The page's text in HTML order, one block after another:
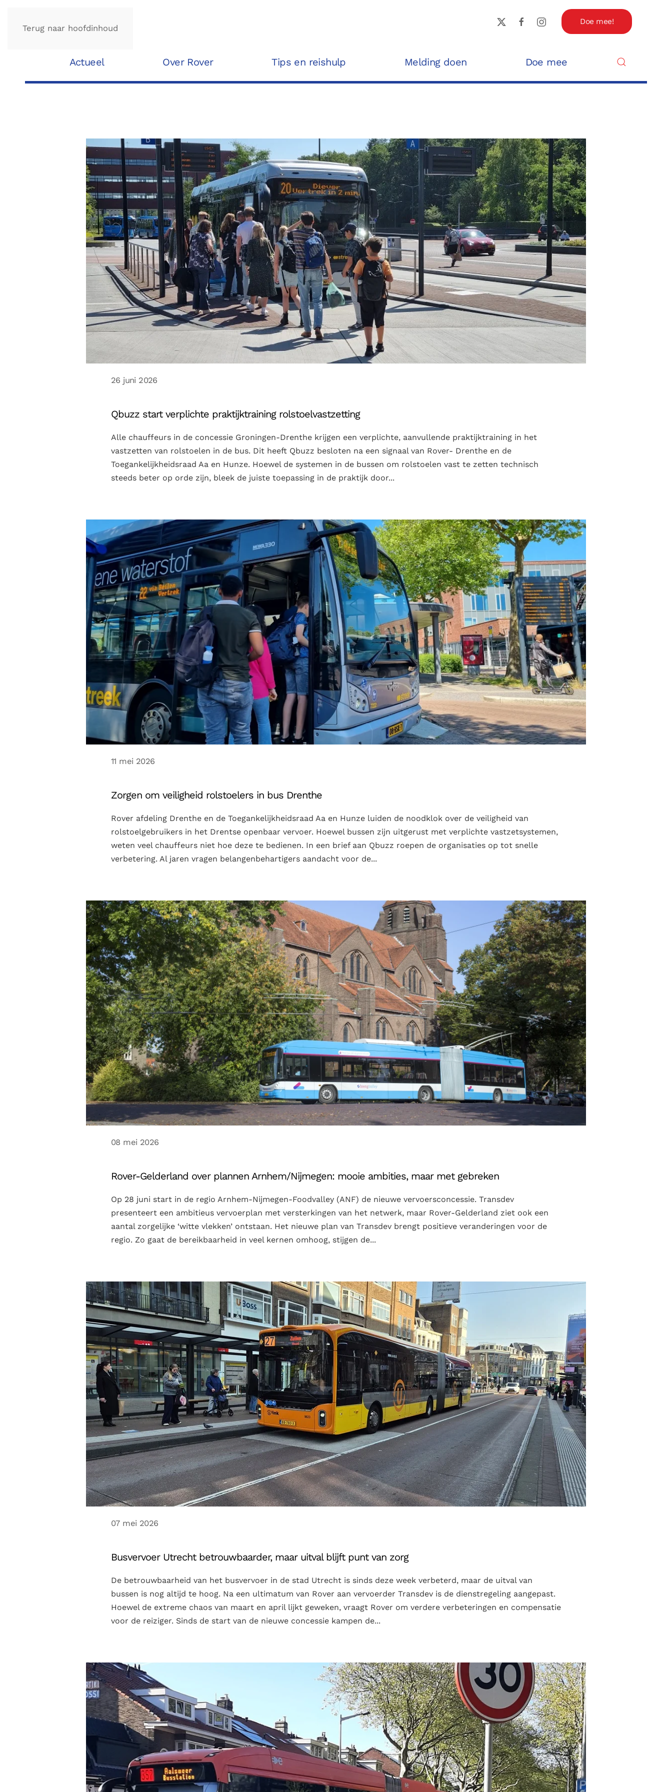
Terug naar hoofdinhoud
Doe mee!
Actueel Over Rover Tips en reishulp Melding doen Doe mee
26 juni 2026
Qbuzz start verplichte praktijktraining rolstoelvastzetting
Alle chauffeurs in de concessie Groningen-Drenthe krijgen een verplichte, aanvullende praktijktraining in het
vastzetten van rolstoelen in de bus. Dit heeft Qbuzz besloten na een signaal van Rover- Drenthe en de
Toegankelijkheidsraad Aa en Hunze. Hoewel de systemen in de bussen om rolstoelen vast te zetten technisch
steeds beter op orde zijn, bleek de juiste toepassing in de praktijk door...
11 mei 2026
Zorgen om veiligheid rolstoelers in bus Drenthe
Rover afdeling Drenthe en de Toegankelijkheidsraad Aa en Hunze luiden de noodklok over de veiligheid van
rolstoelgebruikers in het Drentse openbaar vervoer. Hoewel bussen zijn uitgerust met verplichte vastzetsystemen,
weten veel chauffeurs niet hoe deze te bedienen. In een brief aan Qbuzz roepen de organisaties op tot snelle
verbetering. Al jaren vragen belangenbehartigers aandacht voor de...
08 mei 2026
Rover-Gelderland over plannen Arnhem/Nijmegen: mooie ambities, maar met gebreken
Op 28 juni start in de regio Arnhem-Nijmegen-Foodvalley (ANF) de nieuwe vervoersconcessie. Transdev
presenteert een ambitieus vervoerplan met versterkingen van het netwerk, maar Rover-Gelderland ziet ook een
aantal zorgelijke ‘witte vlekken’ ontstaan. Het nieuwe plan van Transdev brengt positieve veranderingen voor de
regio. Zo gaat de bereikbaarheid in veel kernen omhoog, stijgen de...
07 mei 2026
Busvervoer Utrecht betrouwbaarder, maar uitval blijft punt van zorg
De betrouwbaarheid van het busvervoer in de stad Utrecht is sinds deze week verbeterd, maar de uitval van
bussen is nog altijd te hoog. Na een ultimatum van Rover aan vervoerder Transdev is de dienstregeling aangepast.
Hoewel de extreme chaos van maart en april lijkt geweken, vraagt Rover om verdere verbeteringen en compensatie
voor de reiziger. Sinds de start van de nieuwe concessie kampen de...